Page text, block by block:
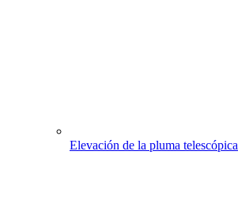
Elevación de la pluma telescópica